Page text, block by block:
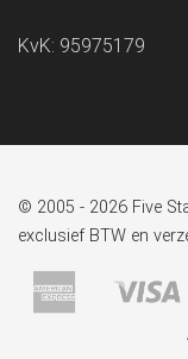
KvK: 95975179
© 2005 - 2026 Five
exclusief BTW en